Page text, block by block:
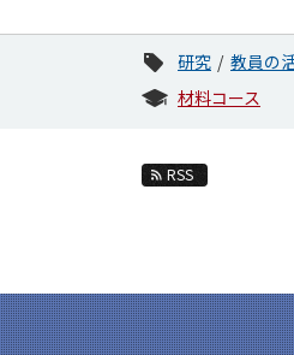
研究 教員の
材料コース
RSS